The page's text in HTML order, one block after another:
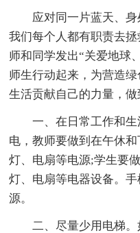
应对同一片蓝天、
我们每个人都有职责去
师和同学发出“关爱地球
师生行动起来，为营造
生活贡献自己的力量，做
一、在日常工作和
电，教师要做到在午休
灯、电扇等电源;学生要
灯、电扇等电器设备。
源。
二、尽量少用电梯